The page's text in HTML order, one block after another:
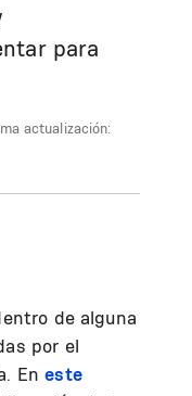
para
actualización:
de alguna
por el
Eneste